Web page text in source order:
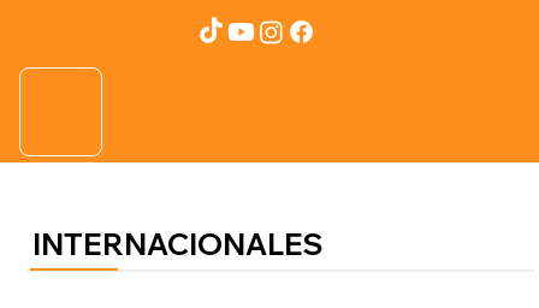
INTERNACIONALES